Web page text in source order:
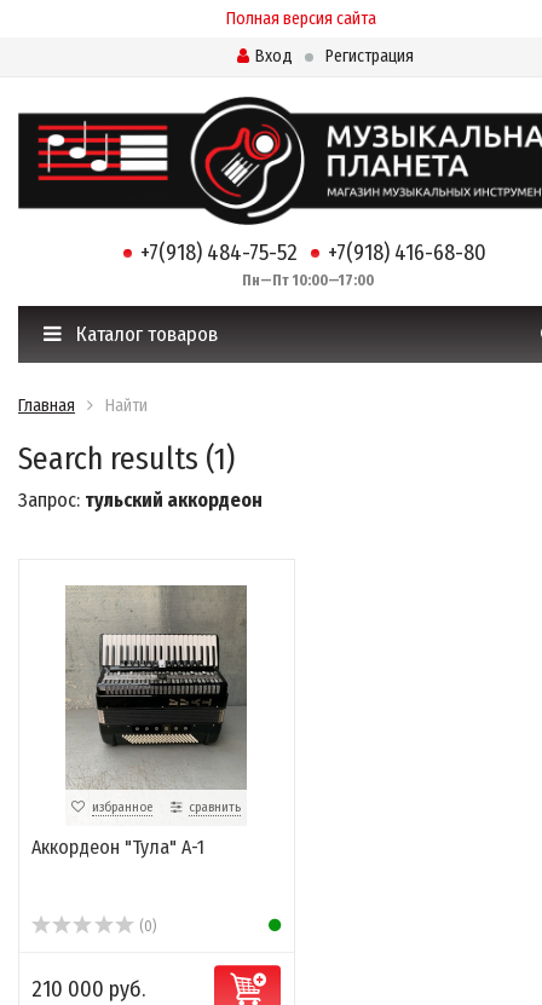
Полная версия сайта
Вход
Регистрация
+7(918) 484-75-52 +7(918) 416-68-80
Пн—Пт 10:00—17:00
Каталог товаров
Главная Найти
Search results (1)
Запрос: тульский аккордеон
избранное сравнить
Аккордеон "Тула" А-1
(0)
210 000 руб.